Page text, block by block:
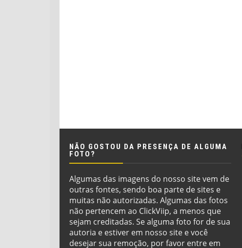
NÃO GOSTOU DA PRESENÇA DE ALGUMA
FOTO?
Algumas das imagens do nosso site vem de
outras fontes, sendo boa parte de sites e
muitas não autorizadas. Algumas das fotos
não pertencem ao ClickViip, a menos que
sejam creditadas. Se alguma foto for de sua
autoria e estiver em nosso site e você
desejar sua remoção, por favor entre em